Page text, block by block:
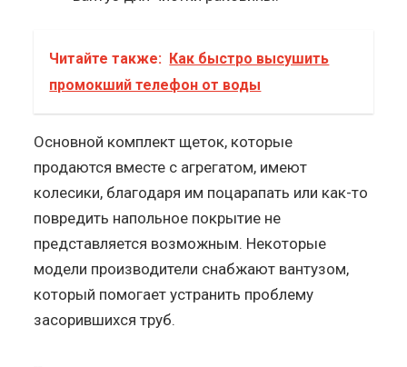
Читайте также: Как быстро высушить
промокший телефон от воды
Основной комплект щеток, которые
продаются вместе с агрегатом, имеют
колесики, благодаря им поцарапать или как-то
повредить напольное покрытие не
представляется возможным. Некоторые
модели производители снабжают вантузом,
который помогает устранить проблему
засорившихся труб.